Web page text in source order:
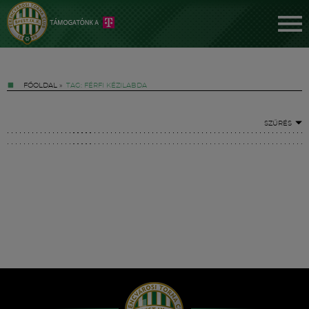
FŐOLDAL » TAG: FÉRFI KÉZILABDA
SZŰRÉS
Hírek